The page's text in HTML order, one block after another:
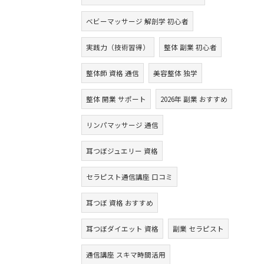
ベビーマッサージ 解剖学 初心者
実践力（技術習得） 整体 副業 初心者
整体師 資格 通信 美容整体 独学
整体 開業 サポート 2026年 副業 おすすめ
リンパマッサージ 通信
耳つぼジュエリー 資格
セラピスト通信講座 口コミ
耳つぼ 資格 おすすめ
耳つぼダイエット 資格 副業 セラピスト
通信講座 スキマ時間活用